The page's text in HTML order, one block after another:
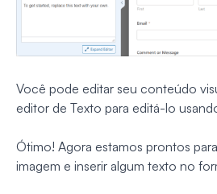
Você pode editar seu conteúdo
editor de Texto para editá-lo
Ótimo! Agora estamos prontos
imagem e inserir algum texto no